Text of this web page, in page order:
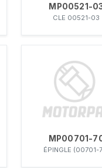
MP00521-
CLE 00521-03
MP00701-
ÉPINGLE (00701-